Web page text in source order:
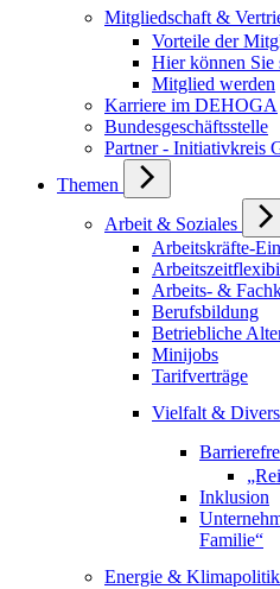
Mitgliedschaft &
Vorteile der
Hier können Sie
Mitglied werden
Karriere im DEHOGA
Bundesgeschäftsstelle
Partner - Initiativkreis
Themen
Arbeit & Soziales
Arbeitskräfte-
Arbeits- &
Berufsbildung
Betriebliche
Minijobs
Tarifverträge
Vielfalt &
Inklusion
Familie“
Energie & Klimapolitik